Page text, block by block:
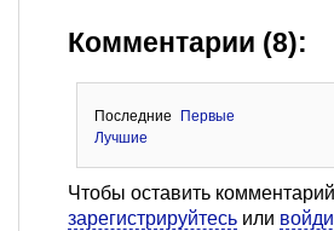
Комментарии (8):
Последние
Первые
Лучшие
Чтобы оставить комментарий
зарегистрируйтесь или